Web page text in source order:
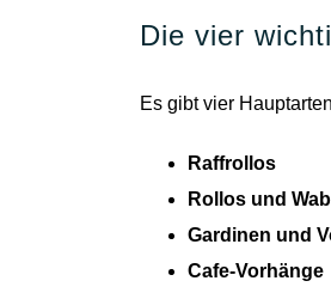
Die vier
Es gibt vier
Raffrollos
Rollos und
Gardinen und
Cafe-Vorhänge